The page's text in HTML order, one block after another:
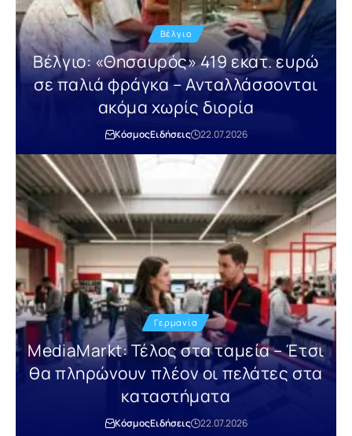
Βέλγιο
Βέλγιο: «Θησαυρός» 419 εκατ. ευρώ
σε παλιά φράγκα – Ανταλλάσσονται
ακόμα χωρίς διορία
ΚόσμοςΕιδήσεις 22.07.2026
Γερμανία
MediaMarkt: Τέλος στα ταμεία – Έτσι
θα πληρώνουν πλέον οι πελάτες στα
καταστήματα
ΚόσμοςΕιδήσεις 22.07.2026